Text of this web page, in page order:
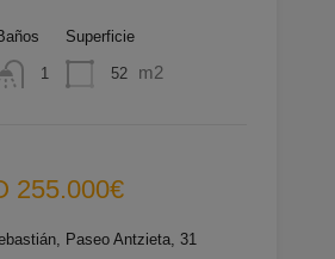
1
Superficie
52 m2
255.000€
Paseo Antzieta, 31